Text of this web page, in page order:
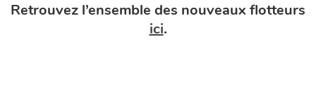
Retrouvez l’ensemble des nouveaux flotteurs
ici.